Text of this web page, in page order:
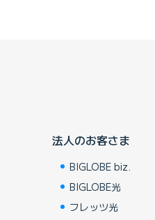
法人のお客さま
BIGLOBE biz.
BIGLOBE光
フレッツ光